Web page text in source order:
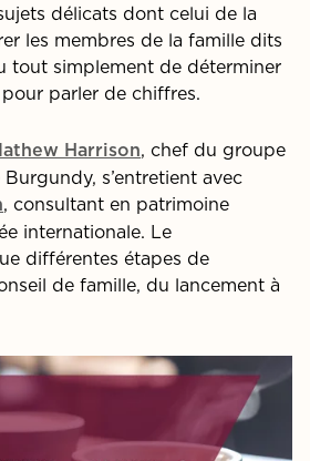
délicats dont celui de la
les membres de la famille dits
tout simplement de déterminer
parler de chiffres.
Harrison, chef du groupe
Burgundy, s’entretient avec
, consultant en patrimoine
internationale. Le
différentes étapes de
de famille, du lancement à